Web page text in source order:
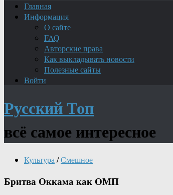
Главная
Информация
О сайте
FAQ
Авторские права
Как выкладывать новости
Полезные сайты
Войти
Русский Топ
всё самое интересное
Культура /Смешное
Бритва Оккама как ОМП